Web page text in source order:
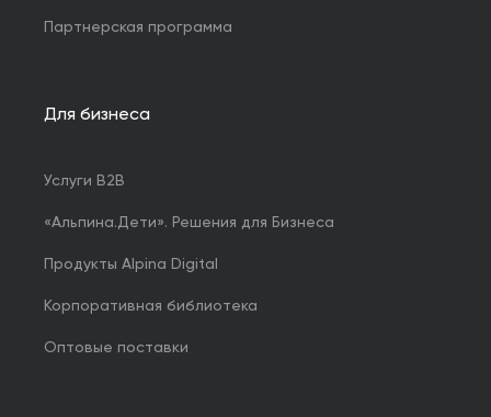
Партнерская программа
Для бизнеса
Услуги B2B
«Альпина.Дети». Решения для Бизнеса
Продукты Alpina Digital
Корпоративная библиотека
Оптовые поставки